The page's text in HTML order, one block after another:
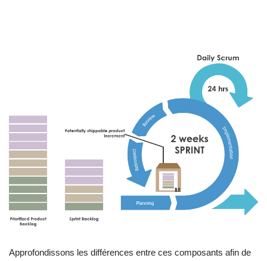
Approfondissons les différences entre ces composants afin de